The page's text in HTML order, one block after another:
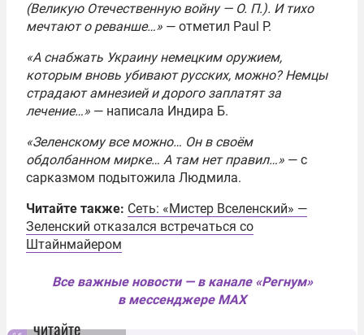
(Великую Отечественную войну — О. П.). И тихо
мечтают о реванше…» — отметил Paul P.
«А снабжать Украину немецким оружием,
которым вновь убивают русских, можно? Немцы
страдают амнезией и дорого заплатят за
лечение…» — написала Индира Б.
«Зеленскому все можно… Он в своём
обдолбанном мирке… А там нет правил…» — с
сарказмом подытожила Людмила.
Читайте также: Сеть: «Мистер Вселенский» —
Зеленский отказался встречаться со
Штайнмайером
Все важные новости — в канале «Регнум»
в мессенджере MAX
читайте